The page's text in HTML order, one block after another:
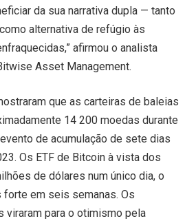
da sua narrativa dupla — tanto
alternativa de refúgio às
afirmou o analista
Asset Management.
que as carteiras de baleias
14 200 moedas durante
de acumulação de sete dias
Os ETF de Bitcoin à vista dos
de dólares num único dia, o
forte em seis semanas. Os
viraram para o otimismo pela